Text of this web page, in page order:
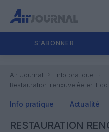
S'ABONNER
Air Journal
Info pratique
Restauration renouvelée en
Info pratique Actualité
RESTAURATION